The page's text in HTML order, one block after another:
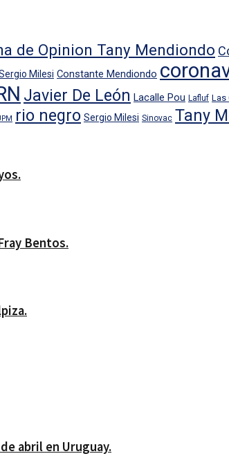
de Opinion Tany Mendiondo
Milesi Constante Mendiondo
Javier De León Lacalle Pou Lafluf Las
rio negro Sergio Milesi Sinovac Tany
Bentos.
abril en Uruguay.